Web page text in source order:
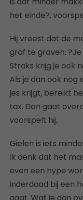
het einde?,
Hij vreest dat de
graf te graven.
Straks krijg je ook
Als je dan ook nog
jes krijgt, bereikt
tax. Dan gaat
voorspelt hij.
Gielen is iets
Ik denk dat het
even een hype
inderdaad bij een
gaat. Wat je dan